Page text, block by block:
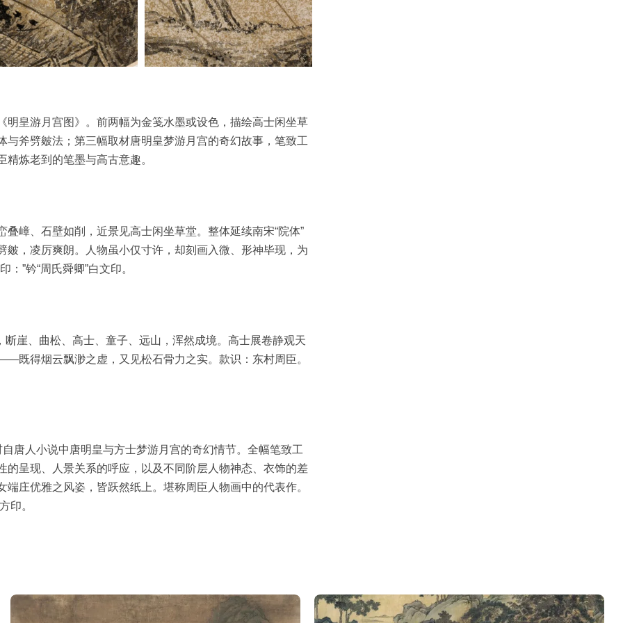
皇游月宫图》。前两幅为金笺水墨或设色，描绘高士闲坐草
斧劈皴法；第三幅取材唐明皇梦游月宫的奇幻故事，笔致工
炼老到的笔墨与高古意趣。
嶂、石壁如削，近景见高士闲坐草堂。整体延续南宋“院体”
，凌厉爽朗。人物虽小仅寸许，却刻画入微、形神毕现，为
”钤“周氏舜卿”白文印。
崖、曲松、高士、童子、远山，浑然成境。高士展卷静观天
既得烟云飘渺之虚，又见松石骨力之实。款识：东村周臣。
唐人小说中唐明皇与方士梦游月宫的奇幻情节。全幅笔致工
呈现、人景关系的呼应，以及不同阶层人物神态、衣饰的差
庄优雅之风姿，皆跃然纸上。堪称周臣人物画中的代表作。
印。